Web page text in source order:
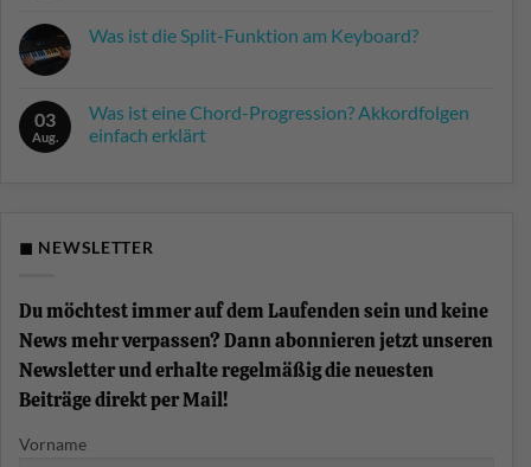
zu
Synthesizer
der
Berliner
Was ist die Split-Funktion am Keyboard?
Was
ist
die
03
Aug.
Was ist eine Chord-Progression? Akkordfolgen
einfach erklärt
Chord-
erklärt
◼ NEWSLETTER
Du möchtest immer auf dem Laufenden sein und keine
News mehr verpassen? Dann abonnieren jetzt unseren
Newsletter und erhalte regelmäßig die neuesten
Beiträge direkt per Mail!
Vorname